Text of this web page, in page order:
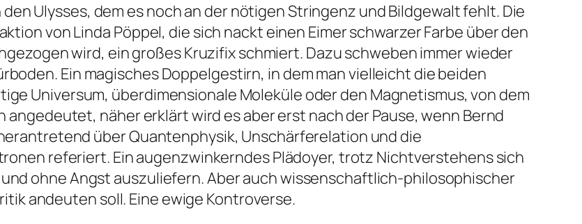
denUlysses, dem es noch an der nötigen Stringenz und Bildgewalt fehlt. Die
von Linda Pöppel, die sich nackt einen Eimer schwarzer Farbe über den
wird, ein großes Kruzifix schmiert. Dazu schweben immer wieder
Ein magisches Doppelgestirn, in dem man vielleicht die beiden
Universum, überdimensionale Moleküle oder den Magnetismus, von dem
angedeutet, näher erklärt wird es aber erst nach der Pause, wenn Bernd
über Quantenphysik, Unschärferelation und die
referiert. Ein augenzwinkerndes Plädoyer, trotz Nichtverstehens sich
ohne Angst auszuliefern. Aber auch wissenschaftlich-philosophischer
andeuten soll. Eine ewige Kontroverse.